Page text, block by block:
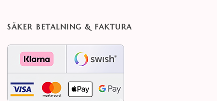
SÄKER BETALNING & FAKTURA